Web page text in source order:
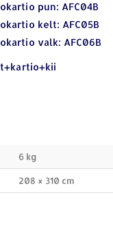
pun: AFC04B
kelt: AFC05B
valk: AFC06B
6 kg
208 × 310 cm
14 C 20, 33710